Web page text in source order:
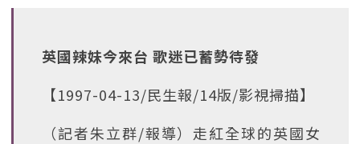
英國辣妹今來台 歌迷已蓄勢待發
【1997-04-13/民生報/14版/影視掃描】
（記者朱立群/報導）走紅全球的英國女